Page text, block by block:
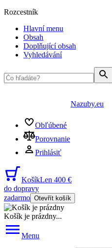
Rozcestník
Hlavní menu
Obsah
Doplňující obsah
Vyhledávání
Nazuby.eu
Obľúbené
Porovnanie
Prihlásiť
KošíkLen 400 €
do dopravy
zadarmo Otevřít košík
Košík je prázdny...
Menu